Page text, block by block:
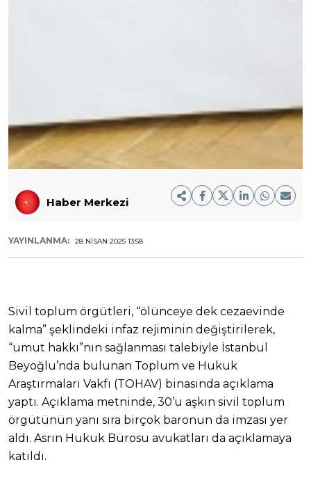
Haber Merkezi
YAYINLANMA: 28 NISAN 2025 13:58
Sivil toplum örgütleri, “ölünceye dek cezaevinde
kalma” şeklindeki infaz rejiminin değiştirilerek,
“umut hakkı”nın sağlanması talebiyle İstanbul
Beyoğlu’nda bulunan Toplum ve Hukuk
Araştırmaları Vakfı (TOHAV) binasında açıklama
yaptı. Açıklama metninde, 30’u aşkın sivil toplum
örgütünün yanı sıra birçok baronun da imzası yer
aldı. Asrın Hukuk Bürosu avukatları da açıklamaya
katıldı.